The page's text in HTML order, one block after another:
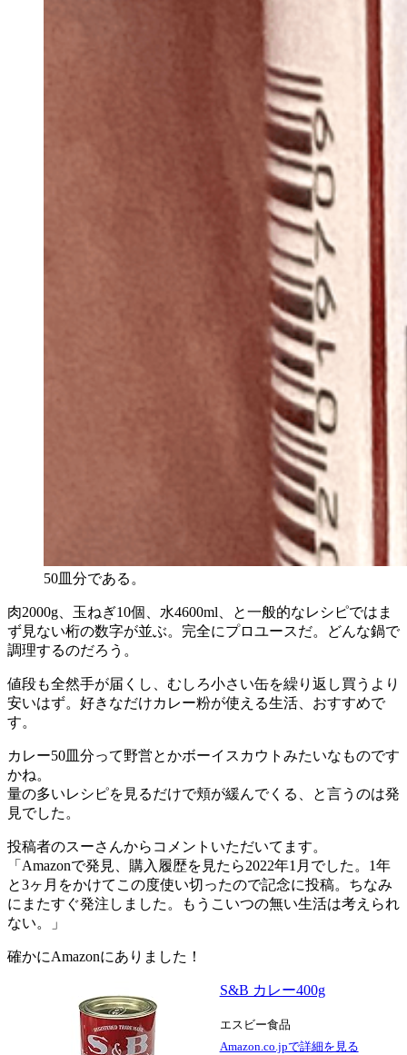
50皿分である。
肉2000g、玉ねぎ10個、水4600ml、と一般的なレシピではま
ず見ない桁の数字が並ぶ。完全にプロユースだ。どんな鍋で
調理するのだろう。
値段も全然手が届くし、むしろ小さい缶を繰り返し買うより
安いはず。好きなだけカレー粉が使える生活、おすすめで
す。
カレー50皿分って野営とかボーイスカウトみたいなものです
かね。
量の多いレシピを見るだけで頬が緩んでくる、と言うのは発
見でした。
投稿者のスーさんからコメントいただいてます。
「Amazonで発見、購入履歴を見たら2022年1月でした。1年
と3ヶ月をかけてこの度使い切ったので記念に投稿。ちなみ
にまたすぐ発注しました。もうこいつの無い生活は考えられ
ない。」
確かにAmazonにありました！
S&B カレー400g
エスビー食品
Amazon.co.jpで詳細を見る